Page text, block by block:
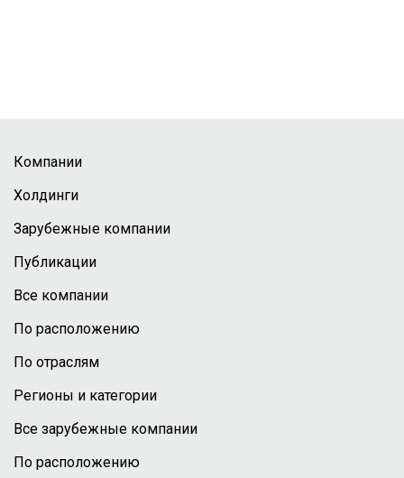
Компании
Холдинги
Зарубежные компании
Публикации
Все компании
По расположению
По отраслям
Регионы и категории
Все зарубежные компании
По расположению